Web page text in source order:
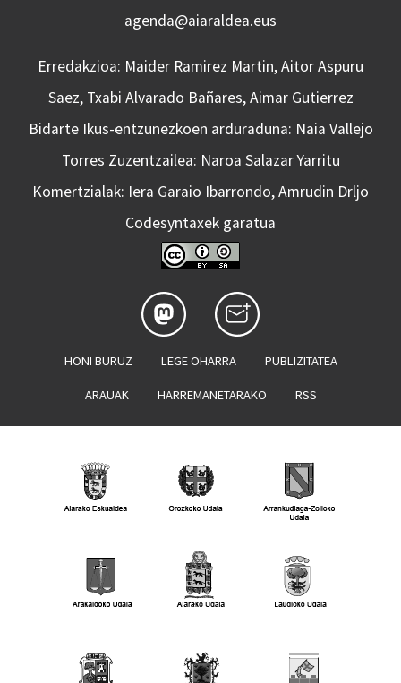
agenda@aiaraldea.eus
Erredakzioa: Maider Ramirez Martin, Aitor Aspuru
Saez, Txabi Alvarado Bañares, Aimar Gutierrez
Bidarte Ikus-entzunezkoen arduraduna: Naia Vallejo
Torres Zuzentzailea: Naroa Salazar Yarritu
Komertzialak: Iera Garaio Ibarrondo, Amrudin Drljo
Codesyntaxek garatua
HONI BURUZ LEGE OHARRA PUBLIZITATEA
ARAUAK HARREMANETARAKO RSS